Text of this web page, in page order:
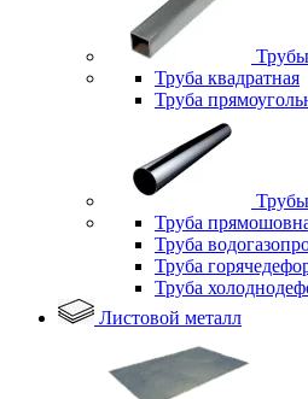
Труба квадратная
Труба
Труба
Труба
Труба
Труба
Листовой металл